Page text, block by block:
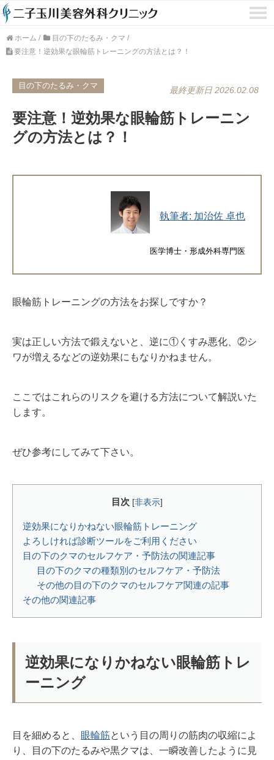
ホーム / 目の下のたるみ・クマ /
要注意！逆効果な眼輪筋トレーニングの方法とは？！
目の下のたるみ・クマ 最終更新日 2026.02.08
要注意！逆効果な眼輪筋トレーニン
グの方法とは？！
執筆者: 加治佐 卓也
医学博士・形成外科専門医
眼輪筋トレーニングの方法をお探しですか？
実は正しい方法で鍛えないと、逆に①くすみ悪化、②シ
ワが増えるなどの逆効果にもなりかねません。
ここではこれらのリスクを避ける方法について解説いた
します。
ぜひ参考にしてみて下さい。
目次 [非表示]
逆効果になりかねない眼輪筋トレーニング
よろしければ診断ツールをご利用ください
目の下のクマのセルフケア・予防法の関連記事
目の下のクマの種類別のセルフケア・予防法
その他の目の下のクマのセルフケア関連の記事
その他の関連記事
逆効果になりかねない眼輪筋トレ
ーニング
目を細めると、 眼輪筋という目の周りの筋肉の収縮によ
り、目の下のたるみや黒クマは、一瞬改善したように見